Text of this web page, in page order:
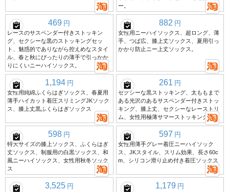
ー。
469 円
レースのサスペンダー付きストッキン
グ、セクシーな黒のストッキングセッ
ト、魅惑的でありながら控えめなスタイ
ル、春と秋にぴったりの薄手で引っかか
りにくいニーハイソックス。
882 円
女性用ニーハイソックス、超ロング、薄
手、つば広、膝上丈ソックス、夏用引っ
かかり防止ニー上丈ソックス。
1,194 円
女性用純綿ふくらはぎソックス、春夏用
薄手ハイカット着圧スリミングJKソック
ス、膝上丈黒ふくらはぎソックス
261 円
セクシーな黒ストッキング、太ももまで
ある光沢のあるサスペンダー付きストッ
キング、膝上丈、セクシーなレーストリ
ム、女性用極薄サマーストッキング。
598 円
特大サイズの膝上ソックス、ふくらはぎ
丈ソックス、制服用の白黒ソックス、和
風ニーハイソックス、女性用秋冬ソック
ス
597 円
女性用薄手グレー着圧ニーハイソック
ス、JKスタイル、スリム効果、長さ60c
m、シリコン滑り止め付き着圧ソックス
3,525 円 1,179 円